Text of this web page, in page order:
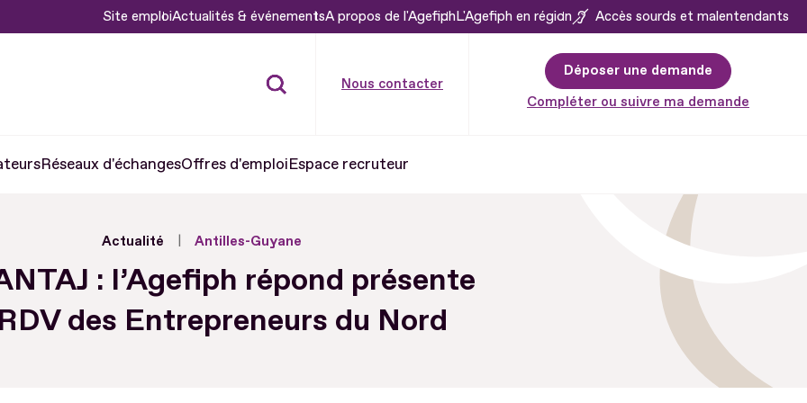
Site emploiActualités & événementsA propos de l'AgefiphL'Agefiph en région Accès sourds et malentendants
Nous contacter
Déposer une demande
Compléter ou suivre ma demande
Réseaux d'échangesOffres d'emploiEspace recruteur
Actualité Antilles-Guyane
: l’Agefiph répond présente
des Entrepreneurs du Nord